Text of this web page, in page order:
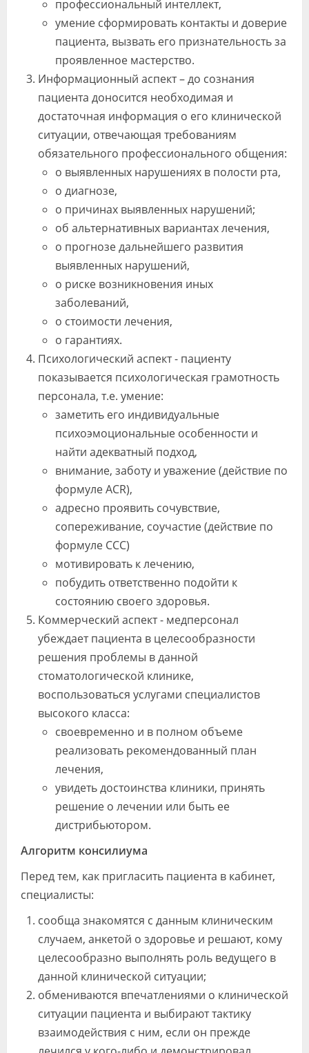
профессиональный интеллект,
умение сформировать контакты и доверие
пациента, вызвать его признательность за
проявленное мастерство.
Информационный аспект – до сознания
пациента доносится необходимая и
достаточная информация о его клинической
ситуации, отвечающая требованиям
обязательного профессионального общения:
о выявленных нарушениях в полости рта,
о диагнозе,
о причинах выявленных нарушений;
об альтернативных вариантах лечения,
о прогнозе дальнейшего развития
выявленных нарушений,
о риске возникновения иных
заболеваний,
о стоимости лечения,
о гарантиях.
Психологический аспект - пациенту
показывается психологическая грамотность
персонала, т.е. умение:
заметить его индивидуальные
психоэмоциональные особенности и
найти адекватный подход,
внимание, заботу и уважение (действие по
формуле ACR),
адресно проявить сочувствие,
сопереживание, соучастие (действие по
формуле ССС)
мотивировать к лечению,
побудить ответственно подойти к
состоянию своего здоровья.
Коммерческий аспект - медперсонал
убеждает пациента в целесообразности
решения проблемы в данной
стоматологической клинике,
воспользоваться услугами специалистов
высокого класса:
своевременно и в полном объеме
реализовать рекомендованный план
лечения,
увидеть достоинства клиники, принять
решение о лечении или быть ее
дистрибьютором.
Алгоритм консилиума
Перед тем, как пригласить пациента в кабинет,
специалисты:
сообща знакомятся с данным клиническим
случаем, анкетой о здоровье и решают, кому
целесообразно выполнять роль ведущего в
данной клинической ситуации;
обмениваются впечатлениями о клинической
ситуации пациента и выбирают тактику
взаимодействия с ним, если он прежде